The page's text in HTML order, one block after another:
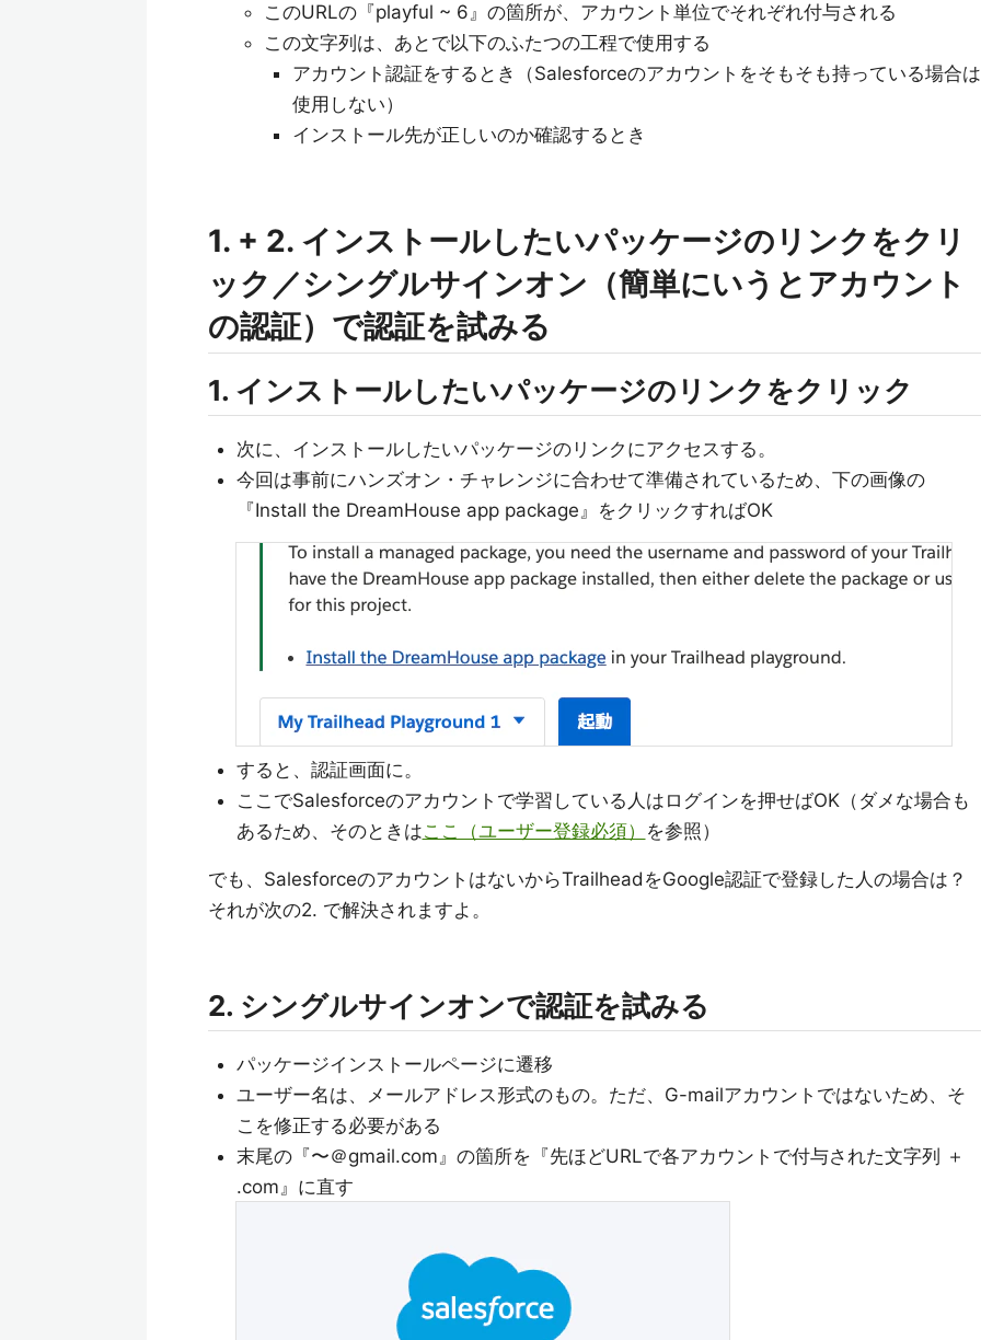
このURLの『playful ~ 6』の箇所が、アカウント単位でそれぞれ付与される
この文字列は、あとで以下のふたつの工程で使用する
アカウント認証をするとき（Salesforceのアカウントをそもそも持っている場合は
使用しない）
インストール先が正しいのか確認するとき
1. + 2. インストールしたいパッケージのリンクをクリ
ック／シングルサインオン（簡単にいうとアカウント
の認証）で認証を試みる
1. インストールしたいパッケージのリンクをクリック
次に、インストールしたいパッケージのリンクにアクセスする。
今回は事前にハンズオン・チャレンジに合わせて準備されているため、下の画像の
『Install the DreamHouse app package』をクリックすればOK
すると、認証画面に。
ここでSalesforceのアカウントで学習している人はログインを押せばOK（ダメな場合も
あるため、そのときはここ（ユーザー登録必須） を参照）
でも、SalesforceのアカウントはないからTrailheadをGoogle認証で登録した人の場合は？
それが次の2. で解決されますよ。
2. シングルサインオンで認証を試みる
パッケージインストールページに遷移
ユーザー名は、メールアドレス形式のもの。ただ、G-mailアカウントではないため、そ
こを修正する必要がある
末尾の『〜＠gmail.com』の箇所を『先ほどURLで各アカウントで付与された文字列 ＋
.com』に直す